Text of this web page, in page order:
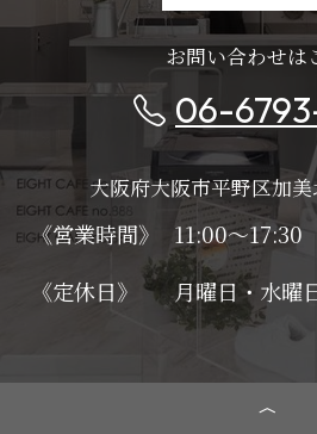
お問い合わせは
06-
大阪府大阪市平野区加
《営業時間》
11:00～17:30
《定休日》 月曜日・水曜